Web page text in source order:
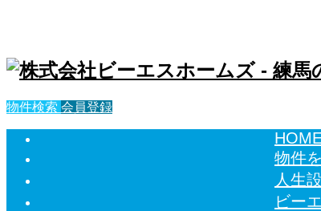
物件検索 会員登録
物件
人生
ビー